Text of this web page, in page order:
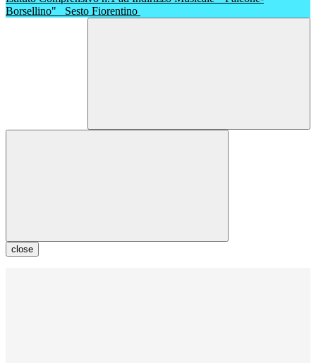
Borsellino"
Sesto Fiorentino
close